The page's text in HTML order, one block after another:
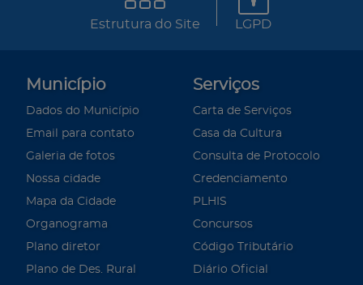
Estrutura do Site LGPD
Município
Dados do Município
Email para contato
Galeria de fotos
Nossa cidade
Mapa da Cidade
Organograma
Plano diretor
Plano de Des. Rural
Serviços
Carta de Serviços
Casa da Cultura
Consulta de Protocolo
Credenciamento
PLHIS
Concursos
Código Tributário
Diário Oficial